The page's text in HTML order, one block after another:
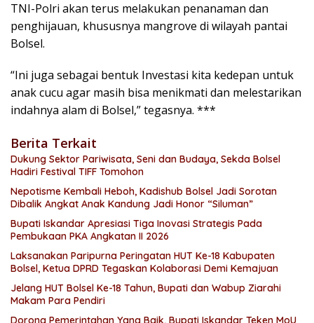
TNI-Polri akan terus melakukan penanaman dan
penghijauan, khususnya mangrove di wilayah pantai
Bolsel.
“Ini juga sebagai bentuk Investasi kita kedepan untuk
anak cucu agar masih bisa menikmati dan melestarikan
indahnya alam di Bolsel,” tegasnya. ***
Berita Terkait
Dukung Sektor Pariwisata, Seni dan Budaya, Sekda Bolsel
Hadiri Festival TIFF Tomohon
Nepotisme Kembali Heboh, Kadishub Bolsel Jadi Sorotan
Dibalik Angkat Anak Kandung Jadi Honor “Siluman”
Bupati Iskandar Apresiasi Tiga Inovasi Strategis Pada
Pembukaan PKA Angkatan II 2026
Laksanakan Paripurna Peringatan HUT Ke-18 Kabupaten
Bolsel, Ketua DPRD Tegaskan Kolaborasi Demi Kemajuan
Jelang HUT Bolsel Ke-18 Tahun, Bupati dan Wabup Ziarahi
Makam Para Pendiri
Dorong Pemerintahan Yang Baik, Bupati Iskandar Teken MoU